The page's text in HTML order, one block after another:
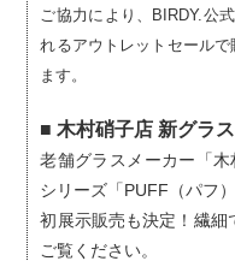
ご協力により、BIRDY.公
れるアウトレットセール
ます。
■ 木村硝子店 新グラ
老舗グラスメーカー「
シリーズ「PUFF（パフ
初展示販売も決定！繊細
ご覧ください。